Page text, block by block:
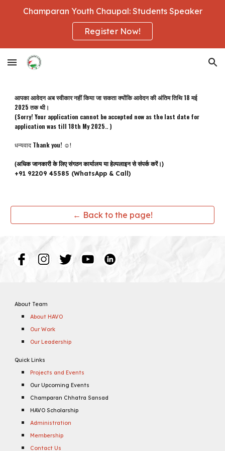
Skip to main content Skip to navigation
Champaran Youth Chaupal: Students Speaker
Register Now!
आपका आवेदन अब स्वीकार नहीं किया जा सकता क्योंकि आवेदन की अंतिम तिथि 18 मई
2025तक थी।
(Sorry! Your application cannot be accepted now as the last date for
application was till 18th My2025.. )
धन्यवाद Thank you! ☺️!
(अधिक जानकारी के लिए संगठन कार्यालय या हेल्पलाइन से संपर्क करें।)
+91 92209 45585 (WhatsApp & Call)
← Back to the page!
About Team
About HAVO
Our Work
Our Leadership
Quick Links
Projects and Events
Our Upcoming Events
Champaran Chhatra Sansad
HAVO Scholarship
Administration
Membership
Contact Us